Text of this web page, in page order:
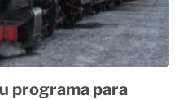
programa para